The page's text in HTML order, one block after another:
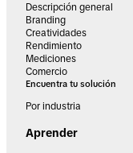
Descripción general
Branding
Creatividades
Rendimiento
Mediciones
Comercio
Encuentra tu solución
Por industria
Aprender